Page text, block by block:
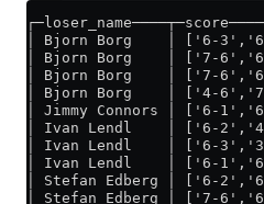
│ Bjorn Borg    │ ['6-
│ Bjorn Borg    │ ['7-
│ Bjorn Borg    │ ['7-
│ Bjorn Borg    │ ['4-
│ Jimmy Connors │
│ Ivan Lendl    │ ['6-
│ Ivan Lendl    │ ['6-
│ Ivan Lendl    │ ['6-
│ Stefan Edberg │
│ Stefan Edberg │